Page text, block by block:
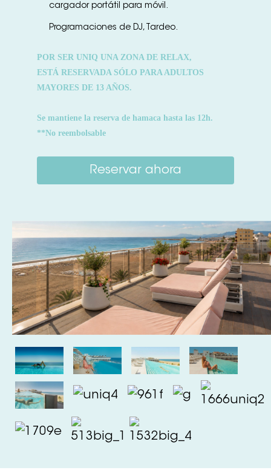
cargador portátil para móvil.
Programaciones de DJ, Tardeo.
POR SER UNIQ UNA ZONA DE RELAX,
ESTÁ RESERVADA SÓLO PARA ADULTOS
MAYORES DE 13 AÑOS.
Se mantiene la reserva de hamaca hasta las 12h.
**No reembolsable
Reservar ahora